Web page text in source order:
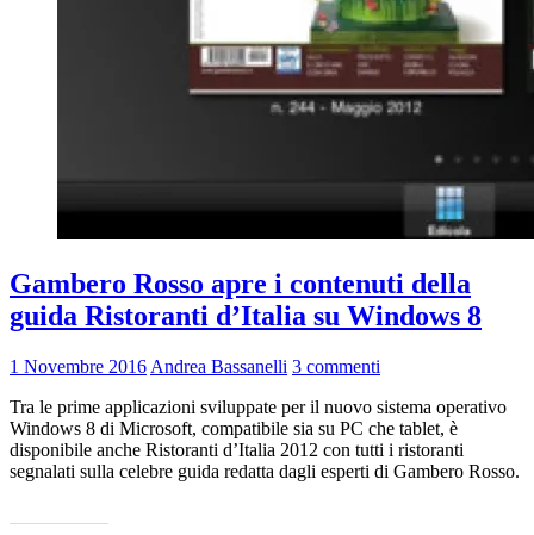
Gambero Rosso apre i contenuti della
guida Ristoranti d’Italia su Windows 8
1 Novembre 2016 Andrea Bassanelli 3 commenti
Tra le prime applicazioni sviluppate per il nuovo sistema operativo
Windows 8 di Microsoft, compatibile sia su PC che tablet, è
disponibile anche Ristoranti d’Italia 2012 con tutti i ristoranti
segnalati sulla celebre guida redatta dagli esperti di Gambero Rosso.